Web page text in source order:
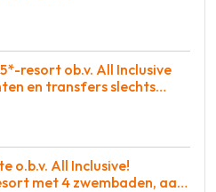
resort ob.v. All Inclusive
en transfers slechts
o.b.v. All Inclusive!
met 4 zwembaden, aan